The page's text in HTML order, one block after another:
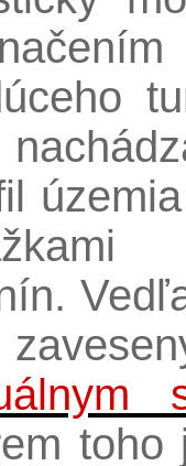
toho